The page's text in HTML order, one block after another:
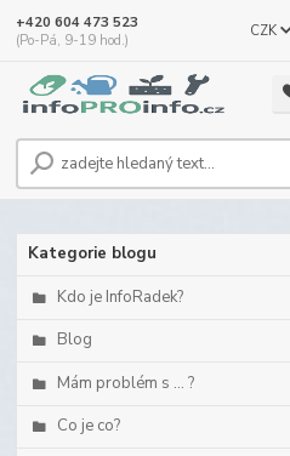
CZK
+420 604 473 523
(Po-Pá, 9-19 hod.)
Kategorie blogu
Kdo je InfoRadek?
Blog
Mám problém s ... ?
Co je co?